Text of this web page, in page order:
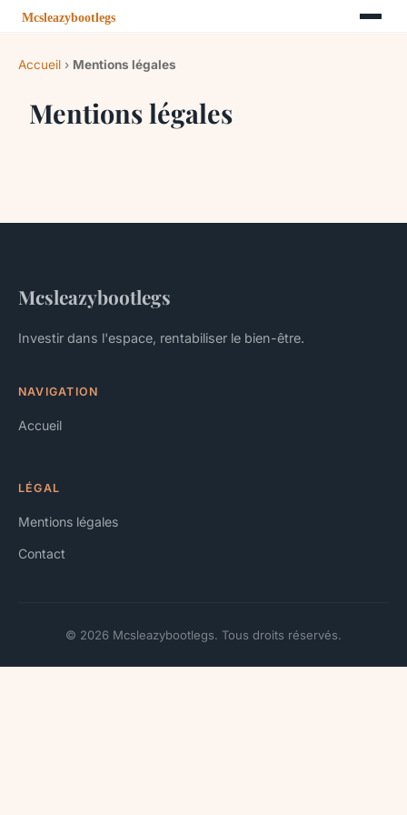
Accueil › Mentions légales
Mentions légales
Mcsleazybootlegs
Investir dans l'espace, rentabiliser le bien-être.
NAVIGATION
Accueil
LÉGAL
Mentions légales
Contact
© 2026 Mcsleazybootlegs. Tous droits réservés.